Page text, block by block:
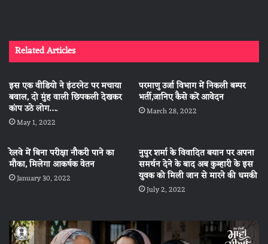
Related Articles
इस एक वीडियो ने इंटरनेट पर मचाया
बवाल, दो मुंह वाली छिपकली देखकर
कांप उठे लोग….
May 1, 2022
परमाणु उर्जा विभाग में निकली बम्पर
भर्ती,जानिए कैसे करें आवेदन
March 28, 2022
रेलवे में बिना परीक्षा नौकरी पाने का
मौका, मिलेगा आकर्षक वेतन
January 30, 2022
नुपुर शर्मा के विवादित बयान पर अपना
समर्थन देने के बाद अब कुम्हारी के इस
युवक को मिली जान से मारने की धमकी
July 2, 2022